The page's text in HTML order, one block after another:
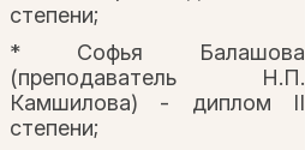
степени;
* Софья Балашова
(преподаватель Н.П.
Камшилова) - диплом II
степени;